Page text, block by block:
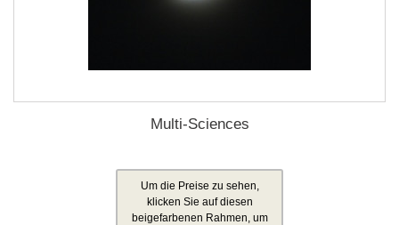
Multi-Sciences
Um die Preise zu sehen,
klicken Sie auf diesen
beigefarbenen Rahmen, um